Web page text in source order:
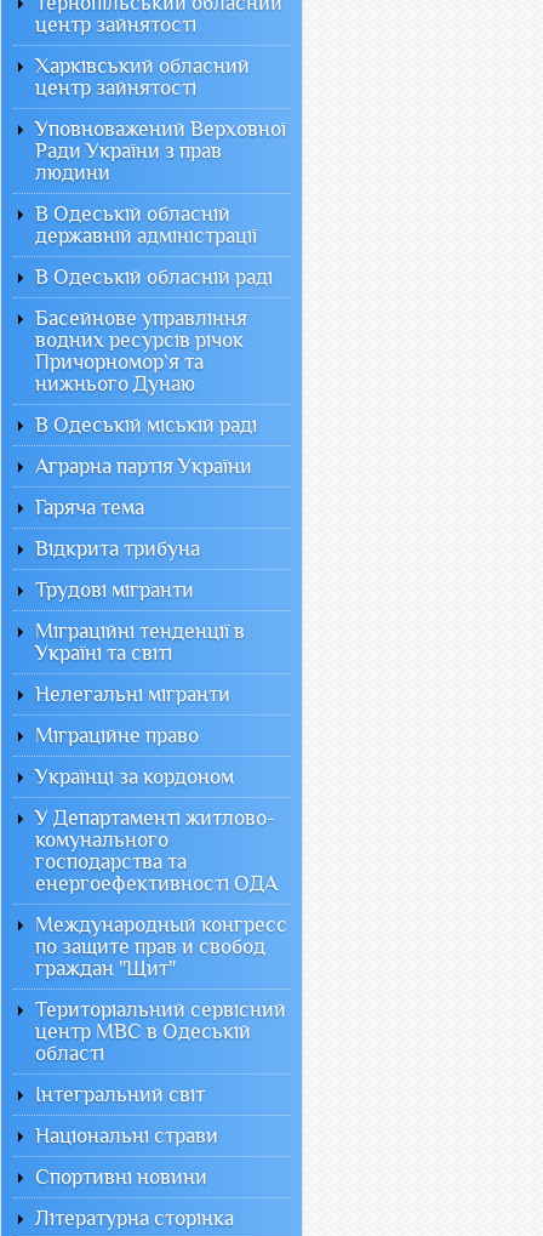
центр зайнятості
Харківський обласний
центр зайнятості
Уповноважений Верховної
Ради України з прав
людини
В Одеській обласній
державній адміністрації
В Одеській обласній раді
Басейнове управління
водних ресурсів річок
Причорномор`я та
нижнього Дунаю
В Одеській міській раді
Аграрна партія України
Гаряча тема
Відкрита трибуна
Трудові мігранти
Міграційні тенденції в
Україні та світі
Нелегальні мігранти
Міграційне право
Українці за кордоном
У Департаменті житлово-
комунального
господарства та
енергоефективності ОДА
Международный конгресс
по защите прав и свобод
граждан "Щит"
Територіальний сервісний
центр МВС в Одеській
області
Інтегральний світ
Національні страви
Спортивні новини
Літературна сторінка